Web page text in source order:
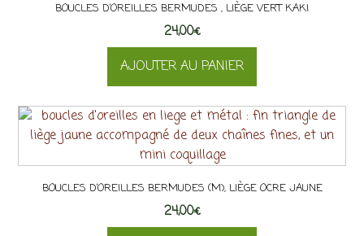
BOUCLES D’OREILLES BERMUDES , LIÈGE VERT KAKI
24,00€
AJOUTER AU PANIER
BOUCLES D’OREILLES BERMUDES (M), LIÈGE OCRE JAUNE
24,00€